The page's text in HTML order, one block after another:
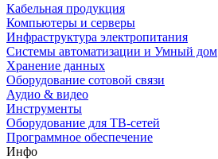
Кабельная продукция
Компьютеры и серверы
Инфраструктура электропитания
Системы автоматизации и Умный дом
Хранение данных
Оборудование сотовой связи
Аудио & видео
Инструменты
Оборудование для ТВ-сетей
Программное обеспечение
Инфо